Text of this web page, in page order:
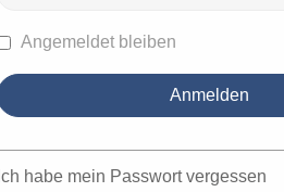
Angemeldet bleiben
Ich habe mein Passwort vergessen